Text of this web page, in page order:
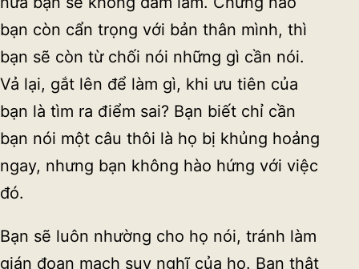
bạn còn cẩn trọng với bản thân mình, thì
bạn sẽ còn từ chối nói những gì cần nói.
Vả lại, gắt lên để làm gì, khi ưu tiên của
bạn là tìm ra điểm sai? Bạn biết chỉ cần
bạn nói một câu thôi là họ bị khủng hoảng
ngay, nhưng bạn không hào hứng với việc
đó.
Bạn sẽ luôn nhường cho họ nói, tránh làm
gián đoạn mạch suy nghĩ của họ. Bạn thật